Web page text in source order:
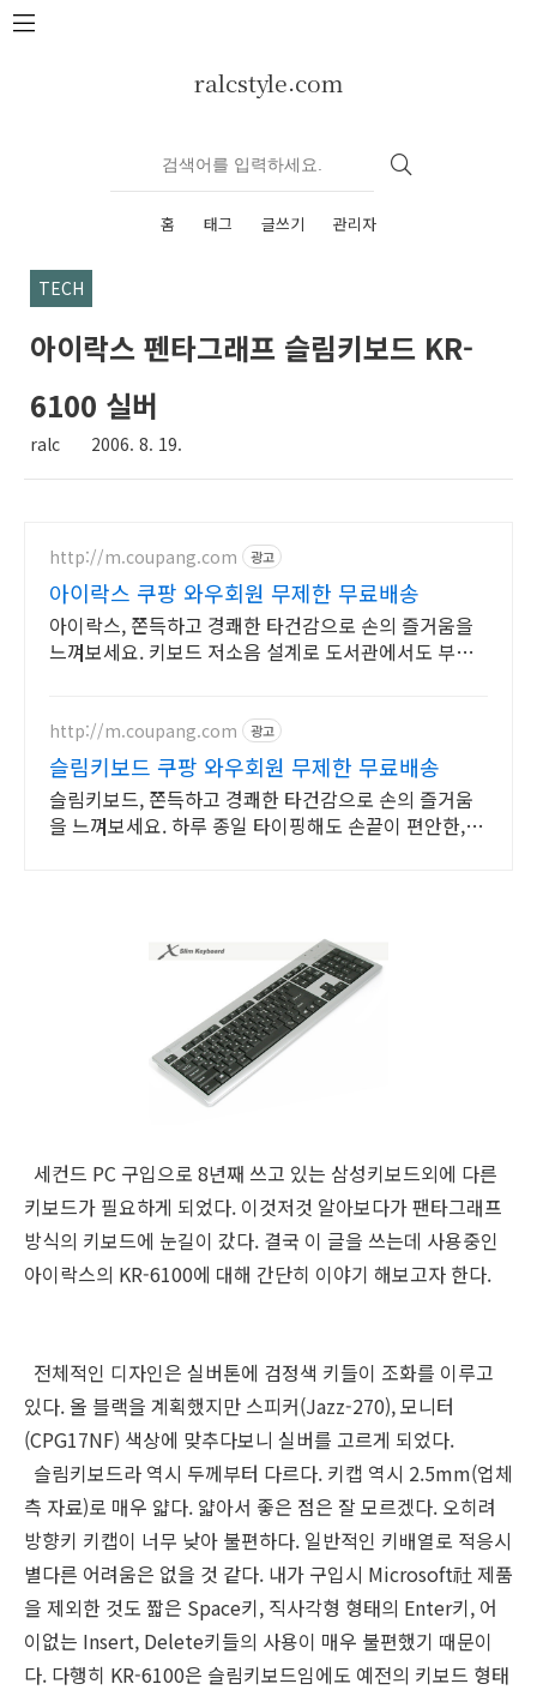
본문 바로가기
ralcstyle.com
홈 태그 글쓰기 관리자
TECH
아이락스 펜타그래프 슬림키보드 KR-
6100 실버
ralc 2006. 8. 19.
http://m.coupang.com 광고
아이락스 쿠팡 와우회원 무제한 무료배송
아이락스, 쫀득하고 경쾌한 타건감으로 손의 즐거움을
느껴보세요. 키보드 저소음 설계로 도서관에서도 부담
http://m.coupang.com 광고
슬림키보드 쿠팡 와우회원 무제한 무료배송
슬림키보드, 쫀득하고 경쾌한 타건감으로 손의 즐거움
을 느껴보세요. 하루 종일 타이핑해도 손끝이 편안한, 만
세컨드 PC 구입으로 8년째 쓰고 있는 삼성키보드외에 다른
키보드가 필요하게 되었다. 이것저것 알아보다가 팬타그래프
방식의 키보드에 눈길이 갔다. 결국 이 글을 쓰는데 사용중인
아이락스의 KR-6100에 대해 간단히 이야기 해보고자 한다.
전체적인 디자인은 실버톤에 검정색 키들이 조화를 이루고
있다. 올 블랙을 계획했지만 스피커(Jazz-270), 모니터
(CPG17NF) 색상에 맞추다보니 실버를 고르게 되었다.
슬림키보드라 역시 두께부터 다르다. 키캡 역시 2.5mm(업체
측 자료)로 매우 얇다. 얇아서 좋은 점은 잘 모르겠다. 오히려
방향키 키캡이 너무 낮아 불편하다. 일반적인 키배열로 적응시
별다른 어려움은 없을 것 같다. 내가 구입시 Microsoft社 제품
을 제외한 것도 짧은 Space키, 직사각형 형태의 Enter키, 어
이없는 Insert, Delete키들의 사용이 매우 불편했기 때문이
다. 다행히 KR-6100은 슬림키보드임에도 예전의 키보드 형태